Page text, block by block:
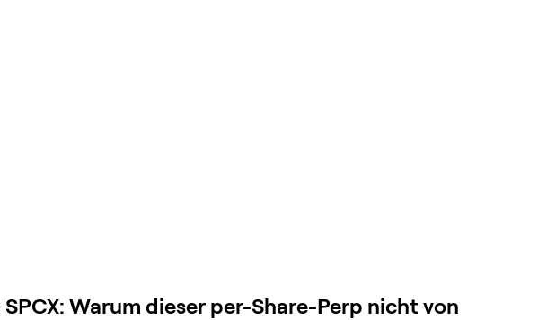
Warum dieser per-Share-Perp nicht von